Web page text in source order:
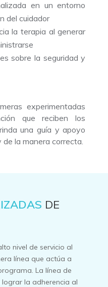
en un entorno
del cuidador
la terapia al generar
sobre la seguridad y
experimentadas
que reciben los
una guía y apoyo
la manera correcta.
DE
nivel de servicio al
línea que actúa a
La línea de
la adherencia al